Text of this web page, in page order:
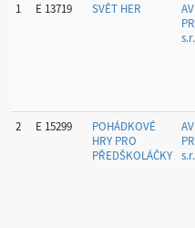
1
E 13719 SVĚT HER
2 E 15299
POHÁDKOVÉ
HRY PRO
PŘEDŠKOLÁČKY